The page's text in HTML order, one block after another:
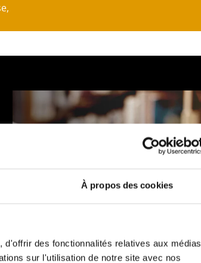
À propos des cookies
des fonctionnalités relatives aux médias
sur l'utilisation de notre site avec nos